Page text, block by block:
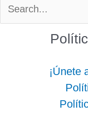
¡Únete